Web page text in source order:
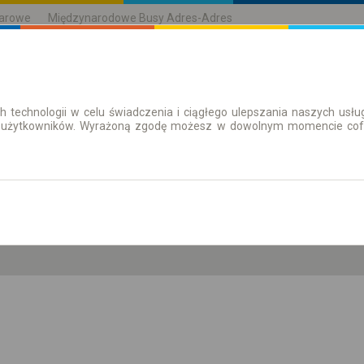
Międzynarodowe Busy Adres-Adres
| Bilety Bilety okresowe
technologii w celu świadczenia i ciągłego ulepszania naszych
Wyrażoną zgodę możesz w dowolnym momencie